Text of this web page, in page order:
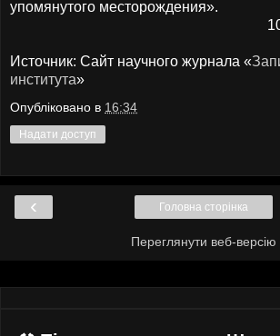
упомянутого месторождения».
Источник: Сайт научного журнала «
института»
Опубліковано в 16:34
Надати доступ
‹ Головна сторінка
Переглянути веб-версію